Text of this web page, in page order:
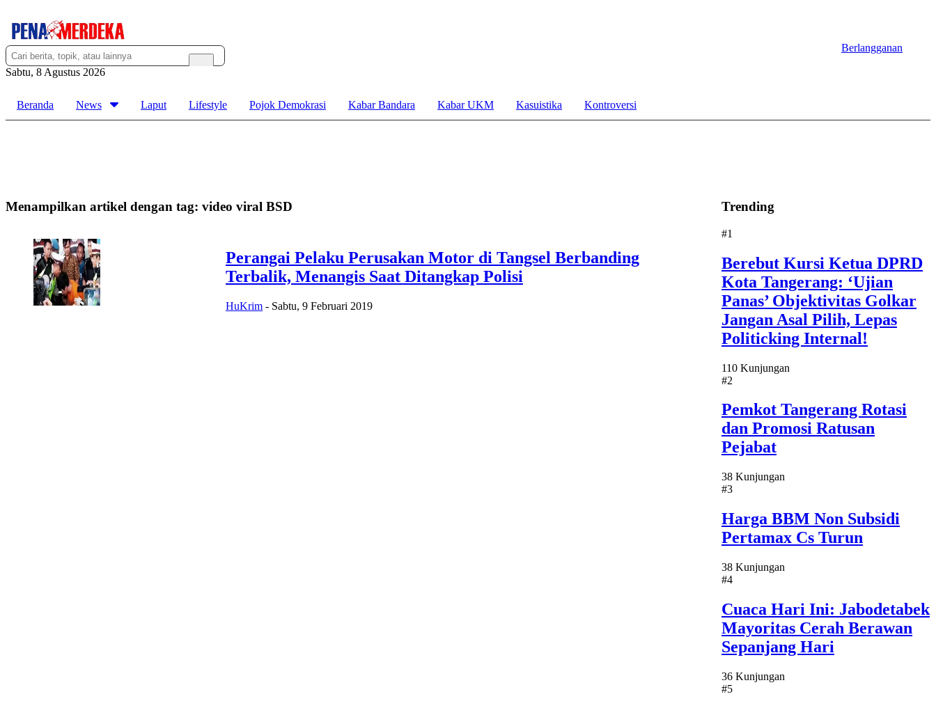
Sabtu, 8 Agustus 2026
Berlangganan
Beranda News Laput Lifestyle Pojok Demokrasi Kabar Bandara Kabar UKM Kasuistika Kontroversi
Menampilkan artikel dengan tag: video viral BSD
Perangai Pelaku Perusakan Motor di Tangsel Berbanding
Terbalik, Menangis Saat Ditangkap Polisi
HuKrim - Sabtu, 9 Februari 2019
Trending
#1
Berebut Kursi Ketua DPRD
Kota Tangerang: ‘Ujian
Panas’ Objektivitas Golkar
Jangan Asal Pilih, Lepas
Politicking Internal!
110 Kunjungan
#2
Pemkot Tangerang Rotasi
dan Promosi Ratusan
Pejabat
38 Kunjungan
#3
Harga BBM Non Subsidi
Pertamax Cs Turun
38 Kunjungan
#4
Cuaca Hari Ini: Jabodetabek
Mayoritas Cerah Berawan
Sepanjang Hari
36 Kunjungan
#5